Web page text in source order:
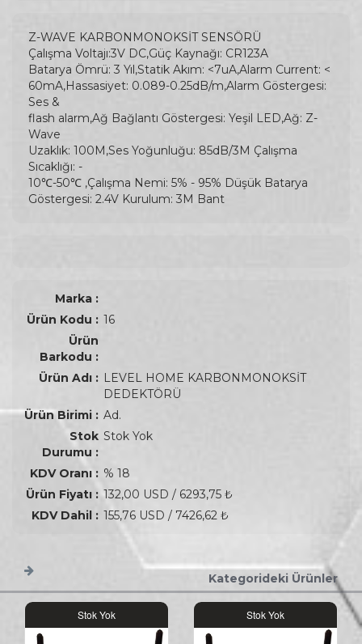
Z-WAVE KARBONMONOKSİT SENSÖRÜ
Çalışma Voltajı:3V DC,Güç Kaynağı: CR123A
Batarya Ömrü: 3 Yıl,Statik Akım: <7uA,Alarm Current: <
60mA,Hassasiyet: 0.089-0.25dB/m,Alarm Göstergesi:
Ses &
flash alarm,Ağ Bağlantı Göstergesi: Yeşil LED,Ağ: Z-
Wave
Uzaklık: 100M,Ses Yoğunluğu: 85dB/3M Çalışma
Sıcaklığı: -
10℃-50℃ ,Çalışma Nemi: 5% - 95% Düşük Batarya
Göstergesi: 2.4V Kurulum: 3M Bant
Marka :
Ürün Kodu : 16
Ürün
Barkodu :
Ürün Adı : LEVEL HOME KARBONMONOKSİT
DEDEKTÖRÜ
Ürün Birimi : Ad.
Stok
Durumu :
Stok Yok
KDV Oranı : % 18
Ürün Fiyatı : 132,00 USD / 6293,75 ₺
KDV Dahil : 155,76 USD / 7426,62 ₺
Kategorideki Ürünler
Stok Yok Stok Yok